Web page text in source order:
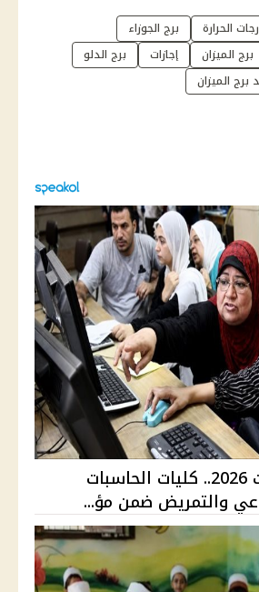
الحرارة
برج الجوزاء
برج الميزان إجازات
برج الدلو
برج الميزان
تنسيق الجامعات 2026.. كليات الحاسبات
والتمريض ضمن مؤ...